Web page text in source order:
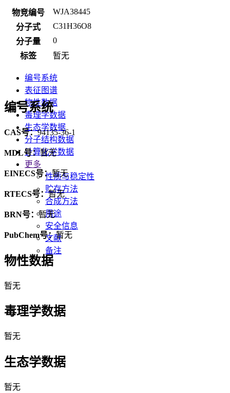
物竞编号
WJA38445
分子式
C31H36O8
分子量
0
标签
暂无
编号系统
表征图谱
物性数据
毒理学数据
生态学数据
分子结构数据
计算化学数据
更多
性质与稳定性
贮存方法
合成方法
用途
安全信息
文献
备注
编号系统
CAS号：94135-36-1
MDL号：暂无
EINECS号：暂无
RTECS号：暂无
BRN号：暂无
PubChem号：暂无
物性数据
暂无
毒理学数据
暂无
生态学数据
暂无